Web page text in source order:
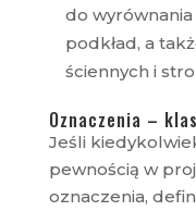
do
podkład, a
ściennych i
Oznaczenia –
Jeśli
pewnością w
oznaczenia,